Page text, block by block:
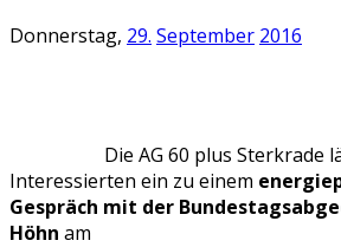
Donnerstag, 29. September 2016
Die AG 60 plus Sterkrade
Interessierten ein zu einem
Gespräch mit der
Höhn am